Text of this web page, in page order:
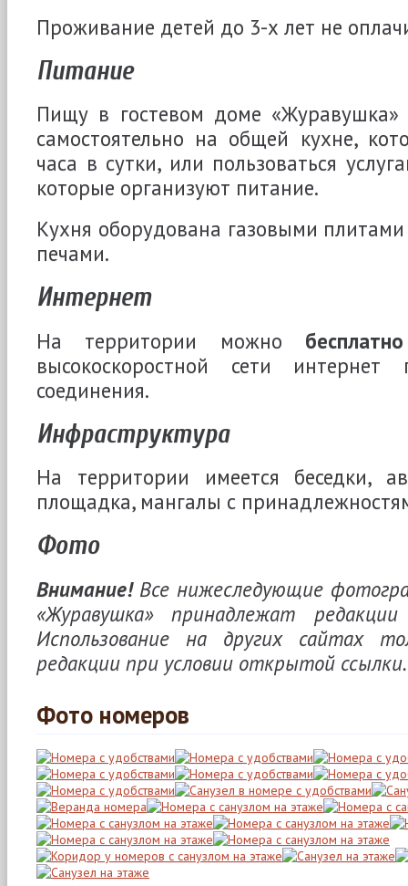
Проживание детей до 3-х лет не
Питание
Пищу в гостевом доме «Журавушка»
самостоятельно на общей кухне,
часа в сутки, или пользоваться
которые организуют питание.
Кухня оборудована газовыми
печами.
Интернет
На территории можно бесплатно
высокоскоростной сети интернет
соединения.
Инфраструктура
На территории имеется беседки,
площадка, мангалы с
Фото
Внимание!Все нижеследующие
«Журавушка» принадлежат редакции
Использование на других сайтах
редакции при условии открытой ссылки.
Фото номеров